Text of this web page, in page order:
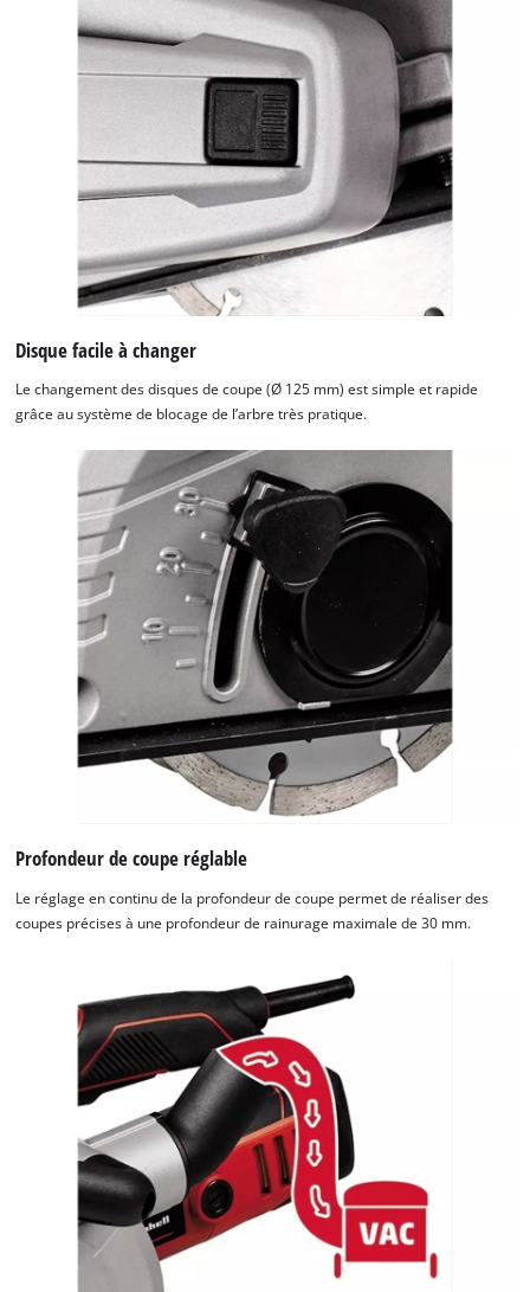
Disque facile à changer
Le changement des disques de coupe (Ø 125 mm) est simple et rapide
grâce au système de blocage de l’arbre très pratique.
Profondeur de coupe réglable
Le réglage en continu de la profondeur de coupe permet de réaliser des
coupes précises à une profondeur de rainurage maximale de 30 mm.